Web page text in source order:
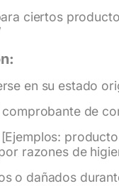
ciertos
en su estado
de
razones de
o dañados